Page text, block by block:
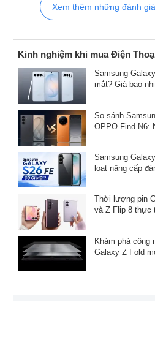
Xem thêm những đánh
Kinh nghiệm khi mua Điện
Samsung
mắt? Giá bao
So sánh
OPPO Find N6:
Samsung
loạt nâng cấp
Thời lượng pin
và Z Flip 8 thực
Khám phá công
Galaxy Z Fold